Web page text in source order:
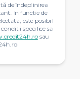
de îndeplinirea
In functie de
este posibil
specifice sa
sau